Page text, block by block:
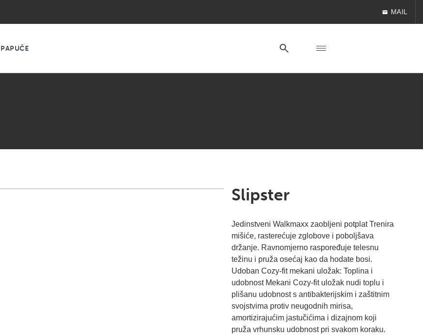
MAIL
PAPUČE
Slipster
Jedinstveni Walkmaxx zaobljeni potplat Trenira
mišiće, rasterećuje zglobove i poboljšava
držanje. Ravnomjerno raspoređuje telesnu
težinu i pruža osećaj kao da hodate bosi.
Udoban Cozy-fit mekani uložak: Toplina i
udobnost Mekani Cozy-fit uložak nudi toplu i
plišanu udobnost s antibakterijskim i zaštitnim
svojstvima protiv neugodnih mirisa,
amortizirajućim jastučićima i dizajnom koji
pruža vrhunsku udobnost pri svakom koraku.